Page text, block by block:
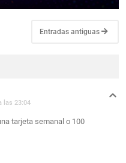
Entradas antiguas
las 23:04
tarjeta semanal o 100